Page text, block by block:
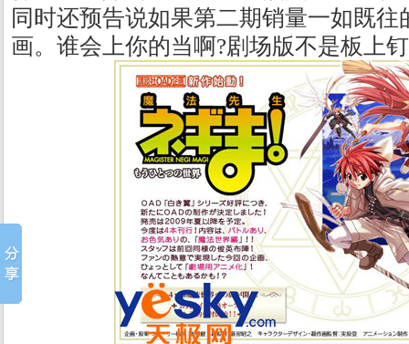
同时还预告说如果第二期销量一如既
画。谁会上你的当啊?剧场版不是板上